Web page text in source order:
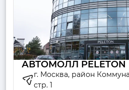
АВТОМОЛЛ PELETON
г. Москва, район
стр. 1